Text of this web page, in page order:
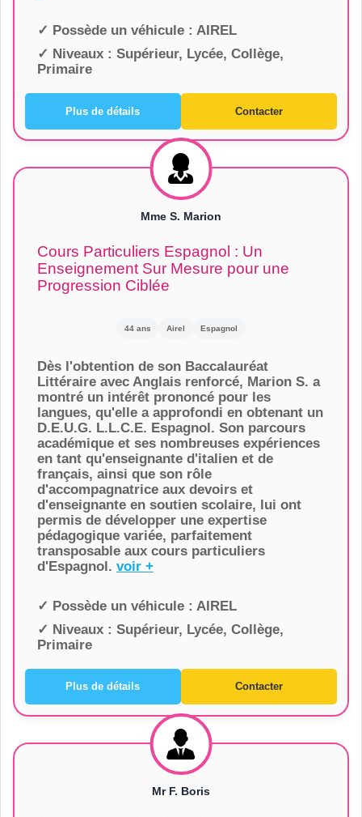
✓ Possède un véhicule : AIREL
✓ Niveaux : Supérieur, Lycée, Collège,
Primaire
Plus de détails Contacter
Mme S. Marion
Cours Particuliers Espagnol : Un
Enseignement Sur Mesure pour une
Progression Ciblée
44 ans Airel Espagnol
Dès l'obtention de son Baccalauréat
Littéraire avec Anglais renforcé, Marion S. a
montré un intérêt prononcé pour les
langues, qu'elle a approfondi en obtenant un
D.E.U.G. L.L.C.E. Espagnol. Son parcours
académique et ses nombreuses expériences
en tant qu'enseignante d'italien et de
français, ainsi que son rôle
d'accompagnatrice aux devoirs et
d'enseignante en soutien scolaire, lui ont
permis de développer une expertise
pédagogique variée, parfaitement
transposable aux cours particuliers
d'Espagnol. voir +
✓ Possède un véhicule : AIREL
✓ Niveaux : Supérieur, Lycée, Collège,
Primaire
Plus de détails Contacter
Mr F. Boris